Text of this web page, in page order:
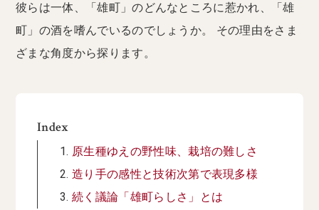
彼らは一体、「雄町」のどんなところに惹かれ、「雄
町」の酒を嗜んでいるのでしょうか。 その理由をさま
ざまな角度から探ります。
Index
原生種ゆえの野性味、栽培の難しさ
造り手の感性と技術次第で表現多様
続く議論「雄町らしさ」とは